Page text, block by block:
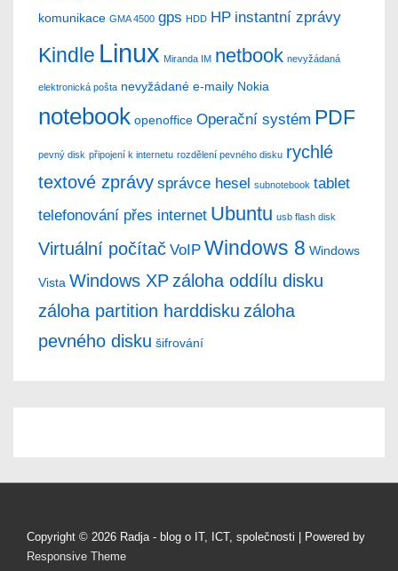
komunikace GMA 4500 gps HDD HP instantní zprávy
Kindle Linux Miranda IM netbook nevyžádaná
elektronická pošta nevyžádané e-maily Nokia
notebook openoffice Operační systém PDF
pevný disk připojení k internetu rozdělení pevného disku rychlé
textové zprávy správce hesel subnotebook tablet
telefonování přes internet Ubuntu usb flash disk
Virtuální počítač VoIP Windows 8 Windows
Vista Windows XP záloha oddílu disku
záloha partition harddisku záloha
pevného disku šifrování
Copyright © 2026 Radja - blog o IT, ICT, společnosti | Powered by
Responsive Theme